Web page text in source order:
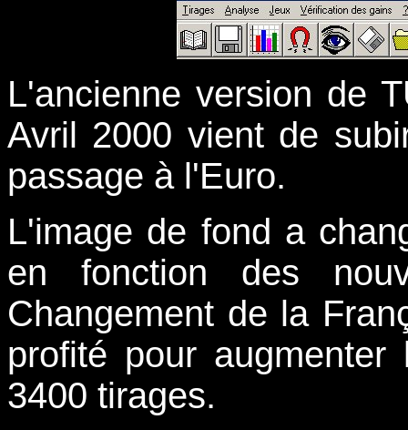
L'ancienne version de
Avril 2000 vient de
passage à l'Euro.
L'image de fond a
en fonction des
Changement de la
profité pour
3400 tirages.